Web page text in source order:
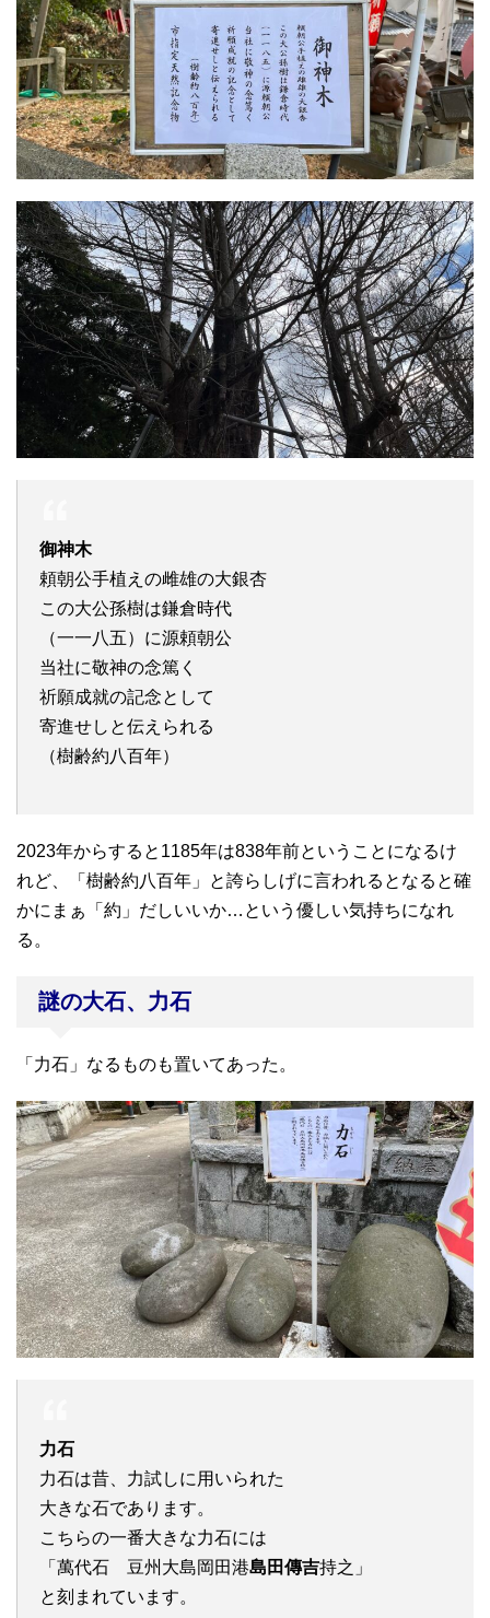
御神木
頼朝公手植えの雌雄の大銀杏
この大公孫樹は鎌倉時代
（一一八五）に源頼朝公
当社に敬神の念篤く
祈願成就の記念として
寄進せしと伝えられる
（樹齢約八百年）
2023年からすると1185年は838年前ということになるけ
れど、「樹齢約八百年」と誇らしげに言われるとなると確
かにまぁ「約」だしいいか…という優しい気持ちになれ
る。
謎の大石、力石
「力石」なるものも置いてあった。
力石
力石は昔、力試しに用いられた
大きな石であります。
こちらの一番大きな力石には
「萬代石 豆州大島岡田港島田傳吉持之」
と刻まれています。